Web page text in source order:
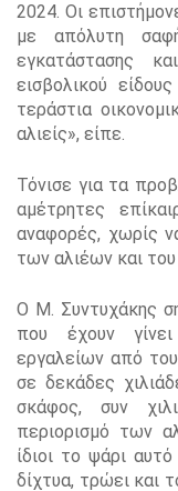
2024. Οι
με απόλυτη
εγκατάστασης
εισβολικού
τεράστια
αλιείς», είπε.
Τόνισε για τα
αμέτρητες
αναφορές, χωρίς
των αλιέων και
Ο Μ. Συντυχάκης
που έχουν
εργαλείων από
σε δεκάδες
σκάφος, συν
περιορισμό των
ίδιοι το ψάρι
δίχτυα, τρώει και